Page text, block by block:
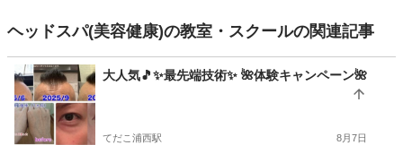
ヘッドスパ(美容健康)の教室・スクールの関連記事
大人気🎵✨最先端技術✨ 🌺体験キャンペーン🌺
てだこ浦西駅 8月7日